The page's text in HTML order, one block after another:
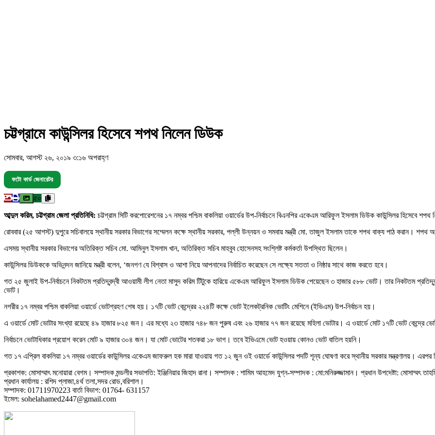
চট্টগ্রামে কাউন্সিলর হিসেবে শপথ নিলেন ডিউক
সোমবার, আগস্ট ২৬, ২০১৯ ৩:১৬ অপরাহ্ণ
ফটো কার্ড জেনারেটর
৫০
আব্দুল করিম, চট্টগ্রাম জেলা প্রতিনিধি: চট্টগ্রাম সিটি করপোরেশনের ১৭ নম্বর পশ্চিম বাকলিয়া ওয়ার্ডের উপ-নির্বাচনে বিএনপির একেএম আরিফুল ইসলাম ডিউক কাউন্সিলর হিসেবে শপথ
রোববার (২৫ আগস্ট) দুপুরে সচিবালয়ে স্থানীয় সরকার বিভাগের সম্মেলন কক্ষে স্থানীয় সরকার, পল্লী উন্নয়ন ও সমবায় মন্ত্রী মো. তাজুল ইসলাম তাকে শপথ বাক্য পাঠ করান। শপথ
এসময় স্থানীয় সরকার বিভাগের অতিরিক্ত সচিব মো. আমিনুল ইসলাম খান, অতিরিক্ত সচিব মাহবুব হোসেনসহ সংশ্লিষ্ট কর্মকর্তা উপস্থিত ছিলেন।
কাউন্সিলর ডিউককে অভিনন্দন জানিয়ে মন্ত্রী বলেন, ‘জনগণ যে বিশ্বাস ও আশা নিয়ে আপনাদের নির্বাচিত করেছেন সে লক্ষ্যে সততা ও নিষ্ঠার সাথে কাজ করতে হবে।
গত ২৫ জুলাই উপ-নির্বাচনে নিকটতম প্রতিদ্বন্দ্বী আওয়ামী লীগ নেতা মাসুদ করিম টিটুকে হারিয়ে একেএম আরিফুল ইসলাম ডিউক পেয়েছেন ৩ হাজার ৫৮৮ ভোট। তার নিকটতম
ভোট।
নগরীর ১৭ নম্বর পশ্চিম বাকলিয়া ওয়ার্ডে ভোটগ্রহণ শেষ হয়। ১৭টি ভোট কেন্দ্রের ২২৪টি কক্ষে ভোট ইলেকট্রনিক ভোটিং মেশিনে (ইভিএম) উপ-নির্বাচন হয়।
এ ওয়ার্ডে মোট ভোটার সংখ্যা রয়েছে ৪৯ হাজার ৮২৫ জন। এর মধ্যে ২৩ হাজার ৭৪৮ জন পুরুষ এবং ২৬ হাজার ৭৭ জন রয়েছে মহিলা ভোটার। এ ওয়ার্ডে মোট ১৭টি ভোট কেন্দ্রে
নির্বাচনে ভোটাধিকার প্রয়োগ করেন মোট ৯ হাজার ৩০৪ জন। যা মোট ভোটের শতকরা ১৮ ভাগ। তবে ইভিএমে ভোট হওয়ায় কোনও ভোট বাতিল হয়নি।
গত ১৭ এপ্রিল বাকলিয়া ১৭ নম্বর ওয়ার্ডের কাউন্সিলর একেএম জাফরুল হক মারা যাওয়ায় গত ১২ জুন ওই ওয়ার্ডে কাউন্সিলর পদটি শূন্য ঘোষণা করে স্থানীয় সরকার মন্ত্রণালয়। এরপর
প্রকাশক: মোসাম্মাৎ মনোয়ারা বেগম। সম্পাদক মন্ডলীর সভাপতি: ইঞ্জিনিয়ার জিহাদ রানা। সম্পাদক : শামিম আহমেদ যুগ্ন-সম্পাদক : মো:মনিরুজ্জামান। প্রধান উপদেষ্টা: মোসাম্মৎ
প্রধান কার্যালয় : রশিদ প্লাজা,৪র্থ তলা,সদর রোড,বরিশাল।
সম্পাদক: 01711970223 বার্তা বিভাগ: 01764- 631157
ইমেল: sohelahamed2447@gmail.com